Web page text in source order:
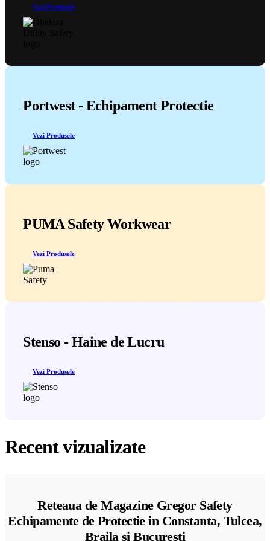
Vezi Produsele
Portwest - Echipament Protectie
Vezi Produsele
PUMA Safety Workwear
Vezi Produsele
Stenso - Haine de Lucru
Vezi Produsele
Recent vizualizate
Reteaua de Magazine Gregor Safety
Echipamente de Protectie in Constanta, Tulcea,
Braila si Bucuresti